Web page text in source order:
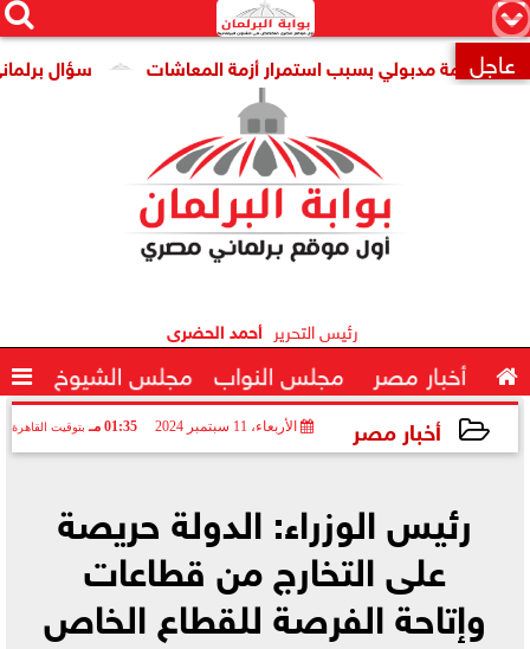
×


 عاجل سؤال برلماني حول مدبولي بسبب استمرار أزمة المعاشات
رئيس التحرير أحمد الحضرى
 أخبار مصر مجلس النواب مجلس الشيوخ 
أخبار مصر الأربعاء، 11 سبتمبر 2024 01:35 مـ بتوقيت القاهرة
رئيس الوزراء: الدولة حريصة
على التخارج من قطاعات
وإتاحة الفرصة للقطاع الخاص